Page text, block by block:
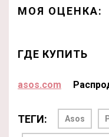
МОЯ ОЦЕНКА:
ГДЕ КУПИТЬ
asos.com
ТЕГИ: Asos